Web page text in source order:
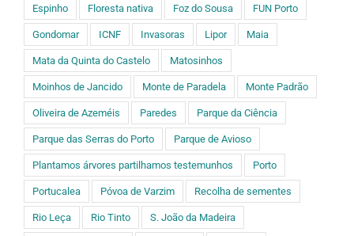
Espinho Floresta nativa Foz do Sousa FUN Porto
Gondomar ICNF Invasoras Lipor Maia
Mata da Quinta do Castelo Matosinhos
Moinhos de Jancido Monte de Paradela Monte Padrão
Oliveira de Azeméis Paredes Parque da Ciência
Parque das Serras do Porto Parque de Avioso
Plantamos árvores partilhamos testemunhos Porto
Portucalea Póvoa de Varzim Recolha de sementes
Rio Leça Rio Tinto S. João da Madeira